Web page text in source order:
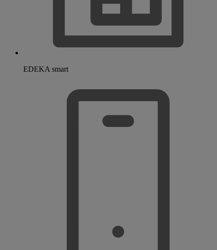
EDEKA smart